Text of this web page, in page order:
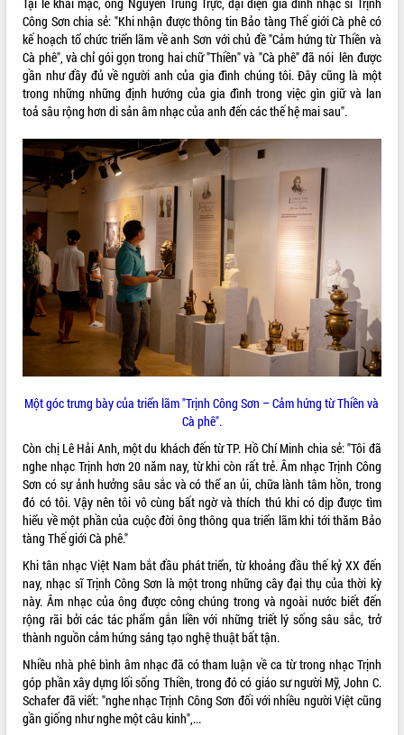
Công Sơn chia sẻ: "Khi nhận được thông tin Bảo tàng Thế giới Cà phê có
kế hoạch tổ chức triển lãm về anh Sơn với chủ đề "Cảm hứng từ Thiền và
Cà phê", và chỉ gói gọn trong hai chữ "Thiền" và "Cà phê" đã nói lên được
gần như đầy đủ về người anh của gia đình chúng tôi. Đây cũng là một
trong những những định hướng của gia đình trong việc gìn giữ và lan
toả sâu rộng hơn di sản âm nhạc của anh đến các thế hệ mai sau".
Một góc trưng bày của triển lãm "Trịnh Công Sơn – Cảm hứng từ Thiền và
Cà phê".
Còn chị Lê Hải Anh, một du khách đến từ TP. Hồ Chí Minh chia sẻ: "Tôi đã
nghe nhạc Trịnh hơn 20 năm nay, từ khi còn rất trẻ. Âm nhạc Trịnh Công
Sơn có sự ảnh hưởng sâu sắc và có thể an ủi, chữa lành tâm hồn, trong
đó có tôi. Vậy nên tôi vô cùng bất ngờ và thích thú khi có dịp được tìm
hiểu về một phần của cuộc đời ông thông qua triển lãm khi tới thăm Bảo
tàng Thế giới Cà phê."
Khi tân nhạc Việt Nam bắt đầu phát triển, từ khoảng đầu thế kỷ XX đến
nay, nhạc sĩ Trịnh Công Sơn là một trong những cây đại thụ của thời kỳ
này. Âm nhạc của ông được công chúng trong và ngoài nước biết đến
rộng rãi bởi các tác phẩm gắn liền với những triết lý sống sâu sắc, trở
thành nguồn cảm hứng sáng tạo nghệ thuật bất tận.
Nhiều nhà phê bình âm nhạc đã có tham luận về ca từ trong nhạc Trịnh
góp phần xây dựng lối sống Thiền, trong đó có giáo sư người Mỹ, John C.
Schafer đã viết: "nghe nhạc Trịnh Công Sơn đối với nhiều người Việt cũng
gần giống như nghe một câu kinh",...